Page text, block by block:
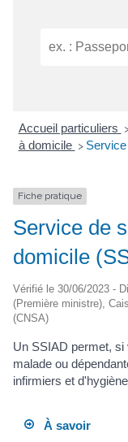
Accueil particuliers
à domicile >
Fiche pratique
Service de
domicile
Vérifié le 30/06/2023 -
(Première ministre),
(CNSA)
Un SSIAD permet,
malade ou
infirmiers et
À savoir